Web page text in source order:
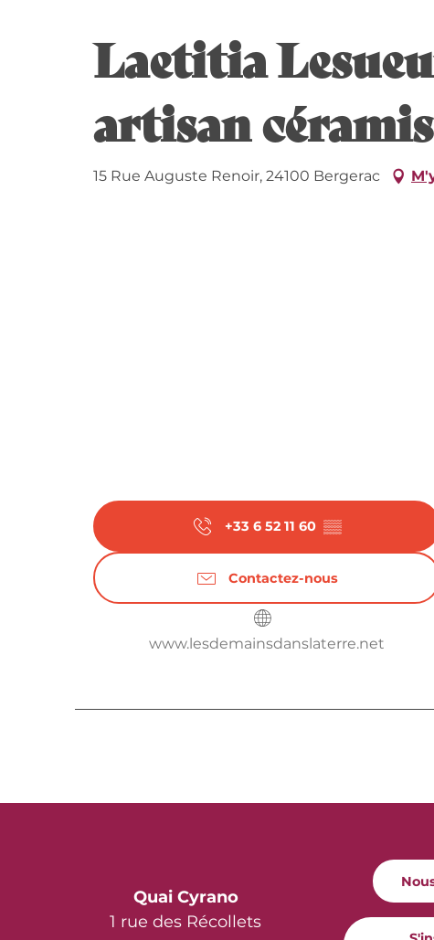
Laetitia
artisan
15 Rue Auguste Renoir, 24100 Bergerac
+33 6 52 11 60 ▒▒
Contactez-nous
www.lesdemainsdanslaterre.net
Quai Cyrano
1 rue des Récollets